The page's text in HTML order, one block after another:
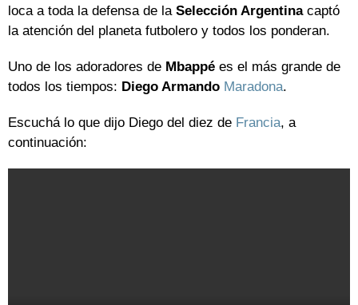
loca a toda la defensa de la Selección Argentinacaptó
la atención del planeta futbolero y todos los ponderan.
Uno de los adoradores de Mbappé es el más grande de
todos los tiempos: Diego Armando Maradona.
Escuchá lo que dijo Diego del diez de Francia, a
continuación: